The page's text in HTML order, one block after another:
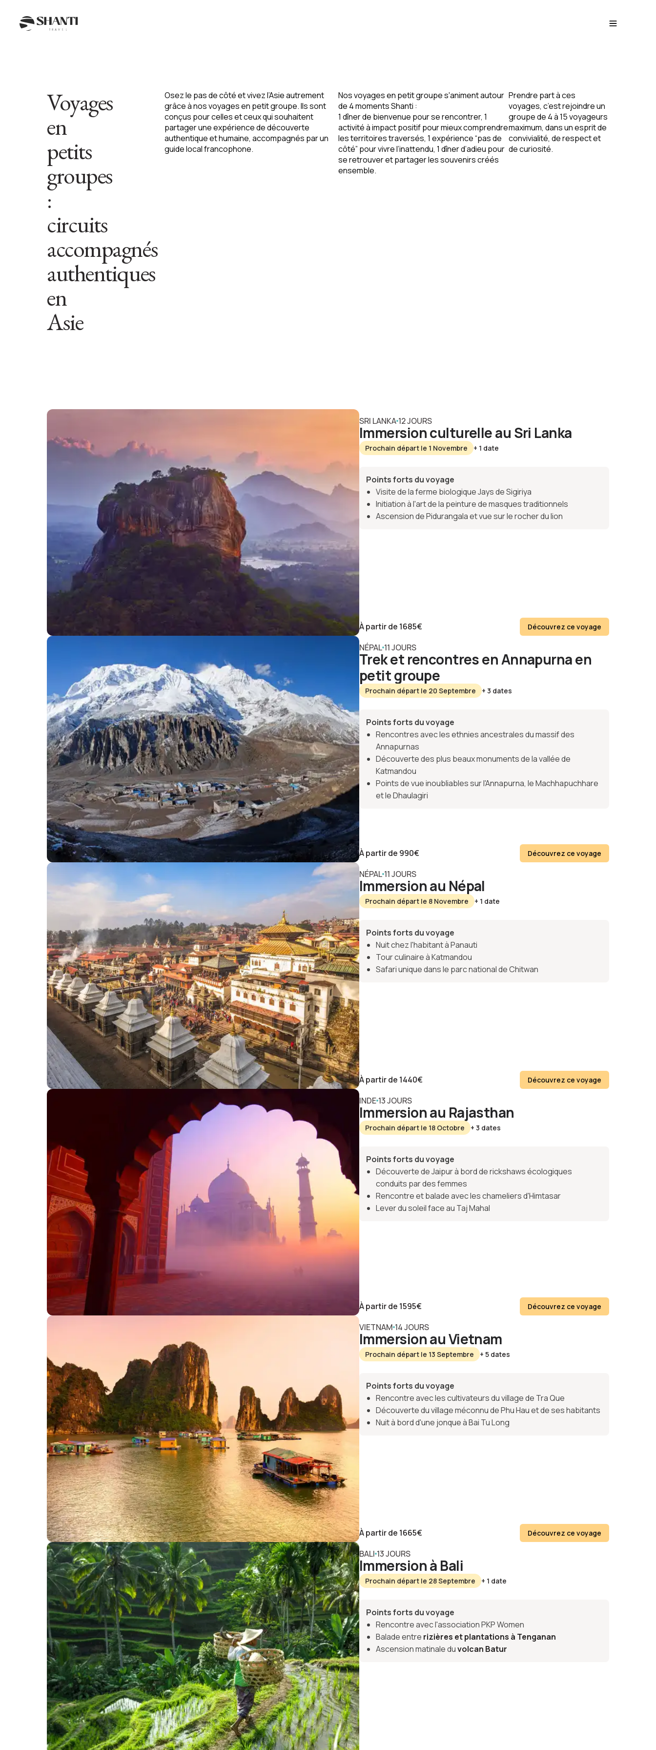
Voyages
en
petits
groupes
:
circuits
accompagnés
authentiques
en
Asie
Osez le pas de côté et vivez l’Asie autrement
grâce à nosvoyages en petit groupe. Ils sont
conçus pour celles et ceux qui souhaitent
partager une expérience de découverte
authentique et humaine, accompagnés par un
guide local francophone.
Nos voyages en petit groupe s'animent autour
de 4 moments Shanti :
1 dîner de bienvenue pour se rencontrer,1
activité à impact positifpour mieux comprendre
les territoires traversés,1 expérience “pas de
côté” pour vivre l’inattendu,1 dîner d’adieu pour
se retrouver et partager les souvenirs créés
ensemble.
Prendre part à ces
voyages, c’est rejoindre un
groupe de 4 à 15 voyageurs
maximum, dans un esprit de
convivialité, de respect et
de curiosité.
SRI LANKA 12 JOURS
Immersion culturelle au Sri Lanka
Prochain départ le 1 Novembre + 1 date
Points forts du voyage
Visite de la ferme biologique Jays de Sigiriya
Initiation à l'art de la peinture de masques traditionnels
Ascension de Pidurangala et vue sur le rocher du lion
À partir de 1685€ Découvrez ce voyage
NÉPAL 11 JOURS
Trek et rencontres en Annapurna en
petit groupe
Prochain départ le 20 Septembre + 3 dates
Points forts du voyage
Rencontres avec les ethnies ancestrales du massif des
Annapurnas
Découverte des plus beaux monuments de la vallée de
Katmandou
Points de vue inoubliables sur l'Annapurna, le Machhapuchhare
et le Dhaulagiri
À partir de 990€ Découvrez ce voyage
NÉPAL 11 JOURS
Immersion au Népal
Prochain départ le 8 Novembre + 1 date
Points forts du voyage
Nuit chez l'habitant à Panauti
Tour culinaire à Katmandou
Safari unique dans le parc national de Chitwan
À partir de 1440€ Découvrez ce voyage
INDE 13 JOURS
Immersion au Rajasthan
Prochain départ le 18 Octobre + 3 dates
Points forts du voyage
Découverte de Jaipur à bord de rickshaws écologiques
conduits par des femmes
Rencontre et balade avec les chameliers d'Himtasar
Lever du soleil face au Taj Mahal
À partir de 1595€ Découvrez ce voyage
VIETNAM 14 JOURS
Immersion au Vietnam
Prochain départ le 13 Septembre + 5 dates
Points forts du voyage
Rencontre avec les cultivateurs du village de Tra Que
Découverte du village méconnu de Phu Hau et de ses habitants
Nuit à bord d'une jonque à Bai Tu Long
À partir de 1665€ Découvrez ce voyage
BALI 13 JOURS
Immersion à Bali
Prochain départ le 28 Septembre + 1 date
Points forts du voyage
Rencontre avec l'association PKP Women
Balade entre rizières et plantations à Tenganan
Ascension matinale duvolcan Batur